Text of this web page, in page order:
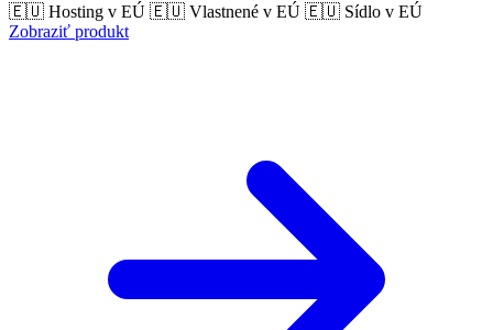
🇪🇺 Hosting v EÚ 🇪🇺 Vlastnené v EÚ 🇪🇺 Sídlo v EÚ
Zobraziť produkt